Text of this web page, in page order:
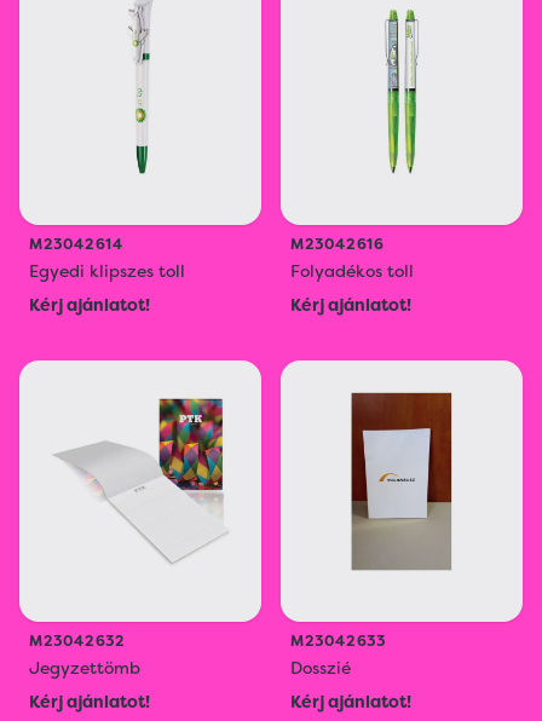
M23042614
Egyedi klipszes toll
Kérj ajánlatot!
M23042616
Folyadékos toll
Kérj ajánlatot!
M23042632
Jegyzettömb
Kérj ajánlatot!
M23042633
Dosszié
Kérj ajánlatot!